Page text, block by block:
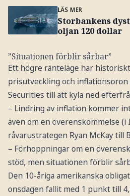
LÄS MER
Storbankens
oljan 120 dollar
”Situationen förblir sårbar”
Ett högre ränteläge har
prisutveckling och
Securities till att kyla ned
– Lindring av inflation kommer
även om en överenskommelse (i
råvarustrategen Ryan McKay till
– Förhoppningar om en
stöd, men situationen förblir
Den 10-åriga amerikanska
onsdagen fallit med 1 punkt till